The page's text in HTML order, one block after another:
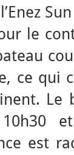
l’Enez
le
ce qui
Le
est